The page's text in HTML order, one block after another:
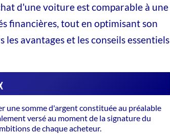
d'une voiture est comparable à une
financières, tout en optimisant son
avantages et les conseils essentiels
une somme d'argent constituée au préalable
versé au moment de la signature du
de chaque acheteur.